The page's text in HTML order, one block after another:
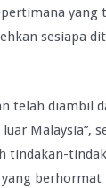
sesiapa
telah diambil
Malaysia”,
tindakan-